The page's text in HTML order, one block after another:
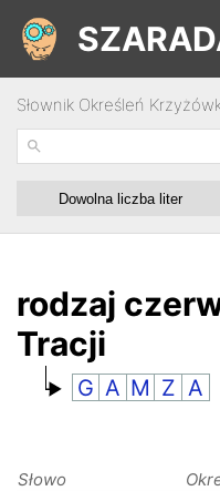
Słownik Określeń
rodzaj
Tracji
G A M Z A
Słowo